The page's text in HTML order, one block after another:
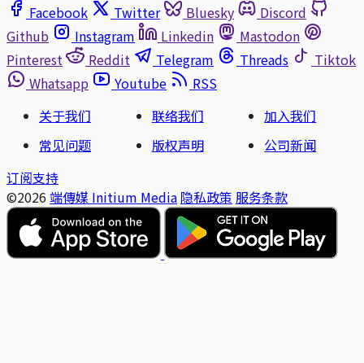
Facebook
Twitter Bluesky
Discord
Github
Instagram Linkedin
Mastodon
Pinterest
Reddit Telegram Threads
Tiktok
Whatsapp
Youtube
RSS
关于我们
联络我们
加入我们
常见问题
版权声明
公司新闻
订阅支持
©2026 端傳媒 Initium Media 隐私政策 服务条款